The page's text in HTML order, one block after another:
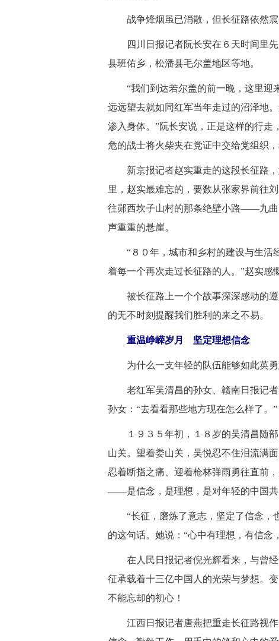
战争烽烟虽已消散，但长征路依然震
四川日报记者阮长安在６天时间里先
县班佑乡，松潘县毛尔盖地区等地。
“我们到达若尔盖的前一晚，这里迎
远远望去就如同红军当年走过的沼泽地
渗入身体。”阮长安说，正是这样的行
危的战士将火柴夹在党证中交给党组织
新京报记者赵实重走的这段长征路，
里，赵实最难忘的，要数从张家界前往
往郧西坎子山村的那条绝壁小路——九曲
声重重的悬崖。
“８０年，城市和乡村的建设与生活
着每一个再次走过长征路的人。”赵实感
被长征路上一个个故事深深感动的遵
的无不时刻提醒我们胜利的来之不易。
重温峥嵘岁月 坚定理想信念
为什么一支年轻的队伍能够如此英勇
老红军吴清昌的孙女、赣南日报记者
孙女：“去看看那些地方现在怎么样了。”
１９３５年初，１８岁的吴清昌随部
山关。望着娄山关，吴悦忍不住泪流满
忍着断指之痛、迎着枪林弹雨勇往直前
——是信念，是理想，是对年轻的中国共
“长征，磨炼了意志，坚定了信念，
的这句话。她说：“心中有理想，有信念
在人民日报记者倪光辉看来，与曾经
征承载着十三亿中国人的光荣与梦想。
不能忘却的初心！
江西日报记者唐燕把重走长征路视作